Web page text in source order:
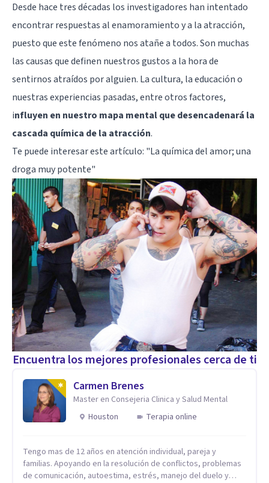
Desde hace tres décadas los investigadores han intentado
encontrar respuestas al enamoramiento y a la atracción,
puesto que este fenómeno nos atañe a todos. Son muchas
las causas que definen nuestros gustos a la hora de
sentirnos atraídos por alguien. La cultura, la educación o
nuestras experiencias pasadas, entre otros factores,
influyen en nuestro mapa mental que desencadenará la
cascada química de la atracción.
Te puede interesar este artículo: "La química del amor; una
droga muy potente"
Encuentra los mejores profesionales cerca de ti
Carmen Brenes
Master en Consejeria Clinica y Salud Mental
Houston
Terapia online
Tengo mas de 12 años en atención individual, pareja y
familias. Apoyando en la resolución de conflictos, problemas
de comunicación, autoestima, estrés, manejo del duelo y